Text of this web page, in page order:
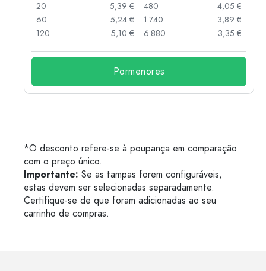
20
5,39 €
60
5,24 €
120
5,10 €
480
4,05 €
1.740
3,89 €
6.880
3,35 €
Pormenores
*O desconto refere-se à poupança em comparação
com o preço único.
Importante: Se as tampas forem configuráveis,
estas devem ser selecionadas separadamente.
Certifique-se de que foram adicionadas ao seu
carrinho de compras.